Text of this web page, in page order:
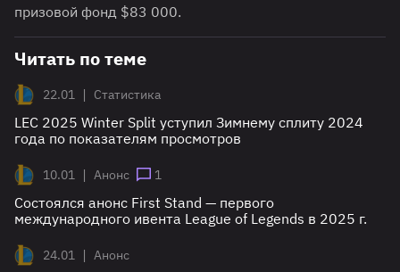
призовой фонд $83 000.
Читать по теме
22.01 | Статистика
LEC 2025 Winter Split уступил Зимнему сплиту 2024
года по показателям просмотров
10.01 | Анонс 1
Состоялся анонс First Stand — первого
международного ивента League of Legends в 2025 г.
24.01 | Анонс